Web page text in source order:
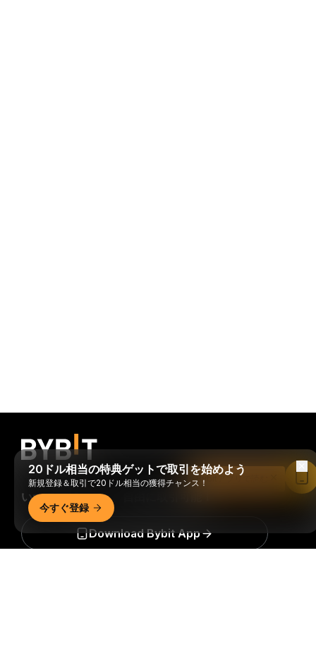
いつでもどこでも、自由に取引可能！
Download Bybit App
20ドル相当の特典ゲットで取引を始めよう
新規登録＆取引で20ドル相当の獲得チャンス！
今すぐ登録
Bybitアプリで読む